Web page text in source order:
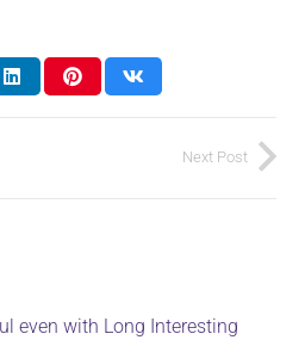
Next Post
even with Long Interesting